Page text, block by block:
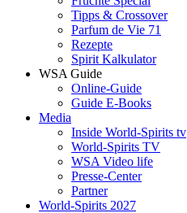
Tipps & Crossover
Parfum de Vie 71
Rezepte
Spirit Kalkulator
WSA Guide
Online-Guide
Guide E-Books
Media
Inside World-Spirits tv
World-Spirits TV
WSA Video life
Presse-Center
Partner
World-Spirits 2027